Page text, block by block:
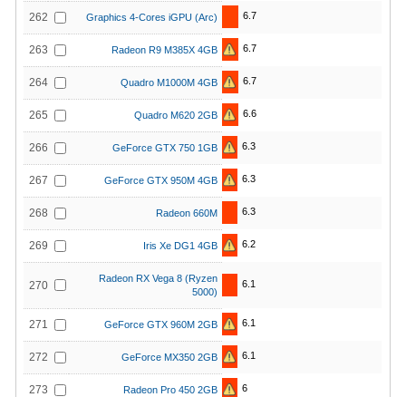
262 Graphics 4-Cores iGPU (Arc) 6.7
263 Radeon R9 M385X 4GB 6.7
264 Quadro M1000M 4GB 6.7
265 Quadro M620 2GB 6.6
266 GeForce GTX 750 1GB 6.3
267 GeForce GTX 950M 4GB 6.3
268 Radeon 660M 6.3
269 Iris Xe DG1 4GB 6.2
270
Radeon RX Vega 8 (Ryzen
5000)
6.1
271 GeForce GTX 960M 2GB 6.1
272 GeForce MX350 2GB 6.1
273 Radeon Pro 450 2GB 6